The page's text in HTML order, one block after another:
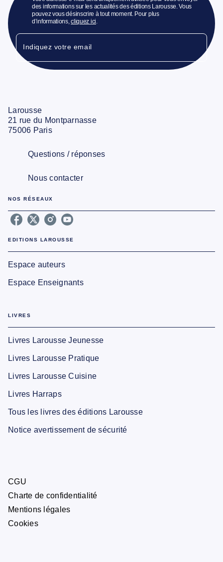
des informations sur les actualités des éditions Larousse. Vous
pouvez vous désinscrire à tout moment. Pour plus
d’informations,cliquez ici
Indiquez votre email
Larousse
21 rue du Montparnasse
75006 Paris
Questions / réponses
Nous contacter
NOS RÉSEAUX
EDITIONS LAROUSSE
Espace auteurs
Espace Enseignants
LIVRES
Livres Larousse Jeunesse
Livres Larousse Pratique
Livres Larousse Cuisine
Livres Harraps
Tous les livres des éditions Larousse
Notice avertissement de sécurité
CGU
Charte de confidentialité
Mentions légales
Cookies